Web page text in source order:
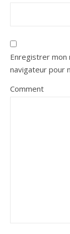
Enregistrer mon
navigateur pour
Comment